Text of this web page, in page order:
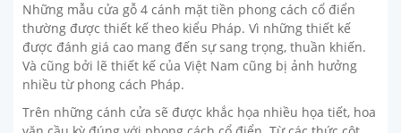
Những mẫu cửa gỗ 4 cánh mặt tiền phong cách cổ điển
thường được thiết kế theo kiểu Pháp. Vì những thiết kế
được đánh giá cao mang đến sự sang trọng, thuần khiến.
Và cũng bởi lẽ thiết kế của Việt Nam cũng bị ảnh hưởng
nhiều từ phong cách Pháp.
Trên những cánh cửa sẽ được khắc họa nhiều họa tiết, hoa